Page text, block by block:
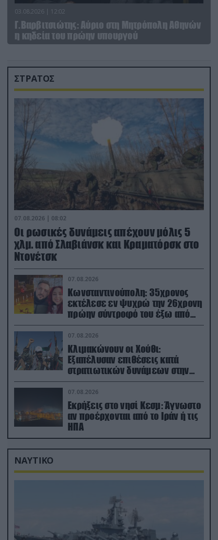
03.08.2026 | 12:02
Γ.Βαρβιτσιώτης: Aύριο στη Μητρόπολη Αθηνών
η κηδεία του πρώην υπουργού
ΣΤΡΑΤΟΣ
07.08.2026 | 08:02
Οι ρωσικές δυνάμεις απέχουν μόλις 5
χλμ. από Σλαβιάνσκ και Κραματόρσκ στο
Ντονέτσκ
07.08.2026
Κωνσταντινούπολη: 35χρονος
εκτέλεσε εν ψυχρώ την 26χρονη
πρώην σύντροφό του έξω από
φαρμακείο (βίντεο)
07.08.2026
Κλιμακώνουν οι Χούθι:
Eξαπέλυσαν επιθέσεις κατά
στρατιωτικών δυνάμεων στην
Υεμένη – Πλήγματα & στη
Σαουδική Αραβία!
07.08.2026
Εκρήξεις στο νησί Κεσμ: Άγνωστο
αν προέρχονται από το Ιράν ή τις
ΗΠΑ
ΝΑΥΤΙΚΟ